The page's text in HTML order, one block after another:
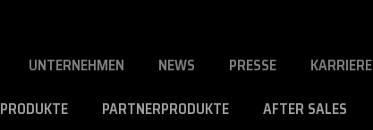
UNTERNEHMEN NEWS PRESSE KARRIERE
PRODUKTE PARTNERPRODUKTE AFTER SALES